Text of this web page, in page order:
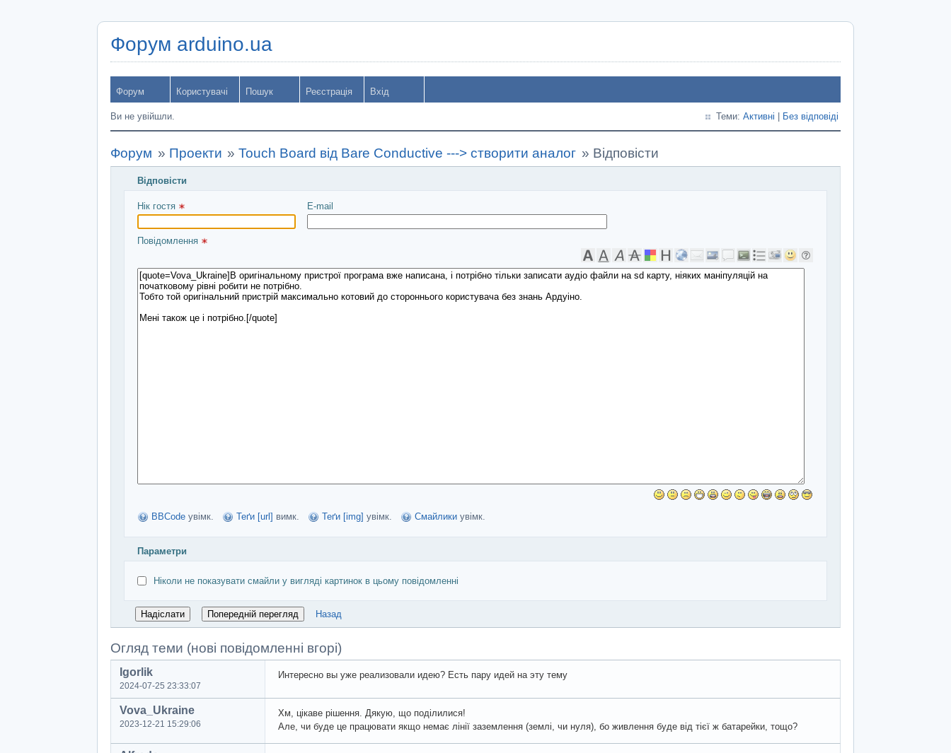
Форум arduino.ua
Форум Користувачі Пошук Реєстрація Вхід
Ви не увійшли. Теми: Активні Без відповіді
Форум » Проекти »Touch Board від Bare Conductive ---> створити аналог » Відповісти
Відповісти
Введіть повідомлення і натисніть Надіслати
Нік гостя E-mail
Повідомлення
BBCode увімк. Теґи [url] вимк. Теґи [img] увімк. Смайлики увімк.
Параметри
Ніколи не показувати смайли у вигляді картинок в цьому повідомленні
Назад
Огляд теми (нові повідомленні вгорі)
Igorlik
2024-07-25 23:33:07
Интересно вы уже реализовали идею? Есть пару идей на эту тему
Vova_Ukraine
2023-12-21 15:29:06
Хм, цікаве рішення. Дякую, що поділилися!
Але, чи буде це працювати якщо немає лінії заземлення (землі, чи нуля), бо живлення буде від тієї ж батарейки, тощо?